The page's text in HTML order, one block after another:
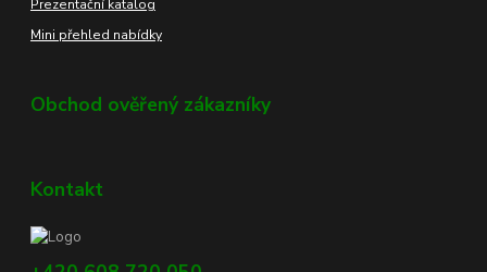
Prezentační katalog
Mini přehled nabídky
Obchod ověřený zákazníky
Kontakt